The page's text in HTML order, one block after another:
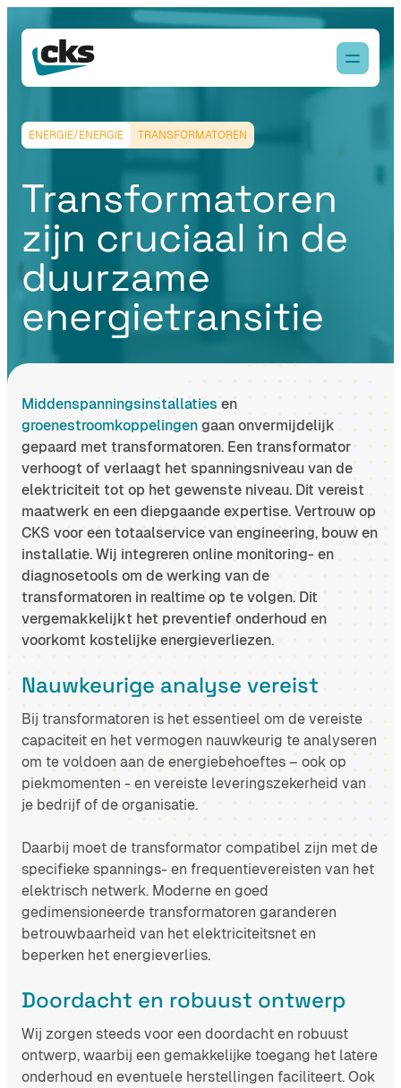
ENERGIE/ENERGIE TRANSFORMATOREN
Transformatoren
zijn cruciaal in de
duurzame
energietransitie
Middenspanningsinstallaties en
groenestroomkoppelingen gaan onvermijdelijk
gepaard met transformatoren. Een transformator
verhoogt of verlaagt het spanningsniveau van de
elektriciteit tot op het gewenste niveau. Dit vereist
maatwerk en een diepgaande expertise. Vertrouw op
CKS voor een totaalservice van engineering, bouw en
installatie. Wij integreren online monitoring- en
diagnosetools om de werking van de
transformatoren in realtime op te volgen. Dit
vergemakkelijkt het preventief onderhoud en
voorkomt kostelijke energieverliezen.
Nauwkeurige analyse vereist
Bij transformatoren is het essentieel om de vereiste
capaciteit en het vermogen nauwkeurig te analyseren
om te voldoen aan de energiebehoeftes – ook op
piekmomenten - en vereiste leveringszekerheid van
je bedrijf of de organisatie.
Daarbij moet de transformator compatibel zijn met de
specifieke spannings- en frequentievereisten van het
elektrisch netwerk. Moderne en goed
gedimensioneerde transformatoren garanderen
betrouwbaarheid van het elektriciteitsnet en
beperken het energieverlies.
Doordacht en robuust ontwerp
Wij zorgen steeds voor een doordacht en robuust
ontwerp, waarbij een gemakkelijke toegang het latere
onderhoud en eventuele herstellingen faciliteert. Ook